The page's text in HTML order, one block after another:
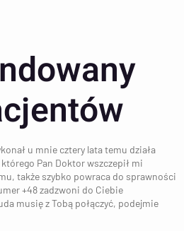
u mnie cztery lata temu działa
Pan Doktor wszczepił mi
także szybko powraca do sprawności
+48 zadzwoni do Ciebie
musię z Tobą połączyć, podejmie